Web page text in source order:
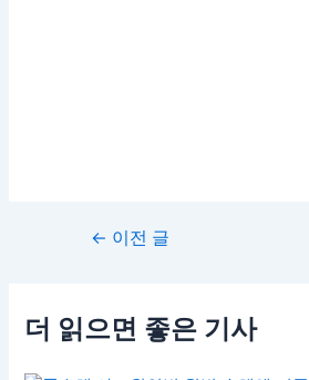
← 이전 글
더 읽으면 좋은 기사